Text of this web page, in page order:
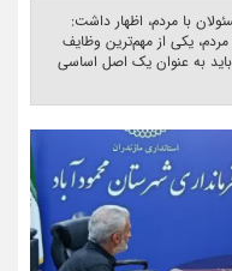
با مردم، اظهار داشت:
یکی از مهم‌ترین وظایف
به عنوان یک اصل اساسی